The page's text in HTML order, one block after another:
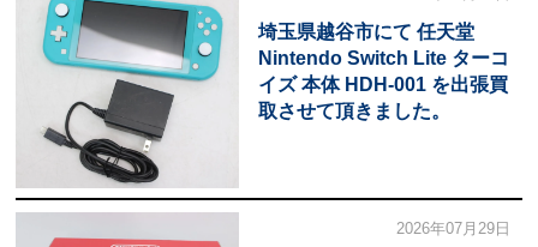
埼玉県越谷市にて 任天堂
Nintendo Switch Lite ターコ
イズ 本体 HDH-001 を出張買
取させて頂きました。
2026年07月29日